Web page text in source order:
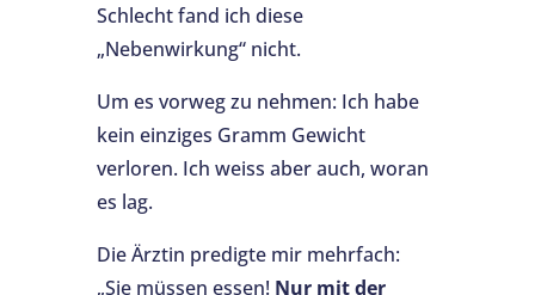
Schlecht fand ich diese
„Nebenwirkung“ nicht.
Um es vorweg zu nehmen: Ich habe
kein einziges Gramm Gewicht
verloren. Ich weiss aber auch, woran
es lag.
Die Ärztin predigte mir mehrfach:
„Sie müssen essen! Nur mit der